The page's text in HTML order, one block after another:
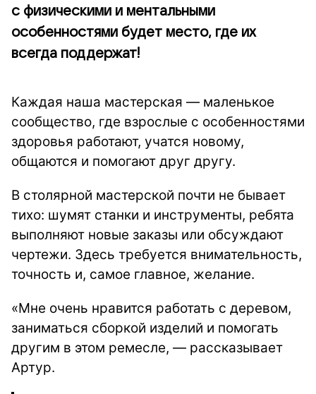
с физическими и ментальными
особенностями будет место, где их
всегда поддержат!
Каждая наша мастерская — маленькое
сообщество, где взрослые с особенностями
здоровья работают, учатся новому,
общаются и помогают друг другу.
В столярной мастерской почти не бывает
тихо: шумят станки и инструменты, ребята
выполняют новые заказы или обсуждают
чертежи. Здесь требуется внимательность,
точность и, самое главное, желание.
«Мне очень нравится работать с деревом,
заниматься сборкой изделий и помогать
другим в этом ремесле, — рассказывает
Артур.